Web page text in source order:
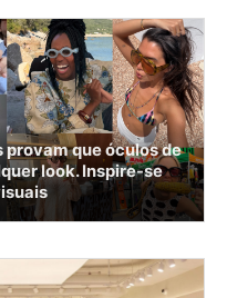
que óculos de
look. Inspire-se